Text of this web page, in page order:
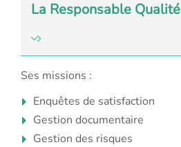
La Responsable Qualité
Ses missions :
Enquêtes de satisfaction
Gestion documentaire
Gestion des risques